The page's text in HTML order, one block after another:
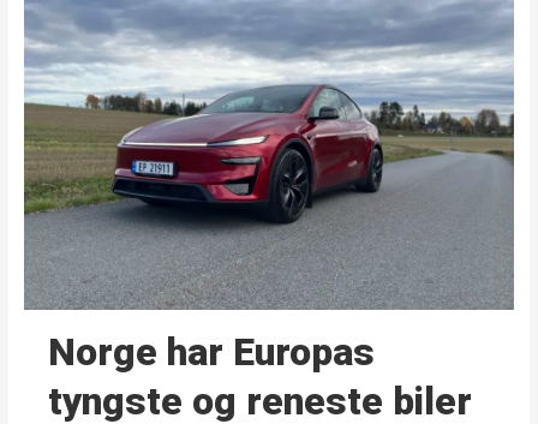
Norge har Europas
tyngste og reneste biler